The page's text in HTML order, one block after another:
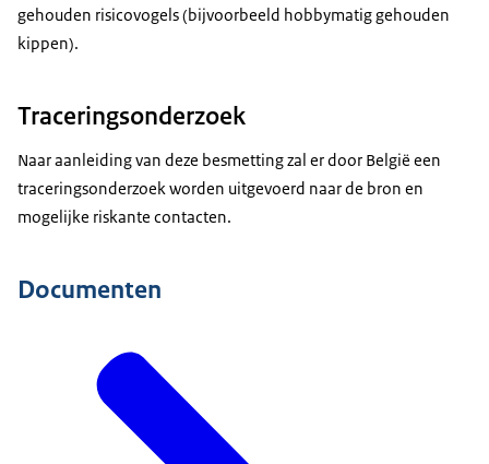
gehouden risicovogels (bijvoorbeeld hobbymatig gehouden
kippen).
Traceringsonderzoek
Naar aanleiding van deze besmetting zal er door België een
traceringsonderzoek worden uitgevoerd naar de bron en
mogelijke riskante contacten.
Documenten